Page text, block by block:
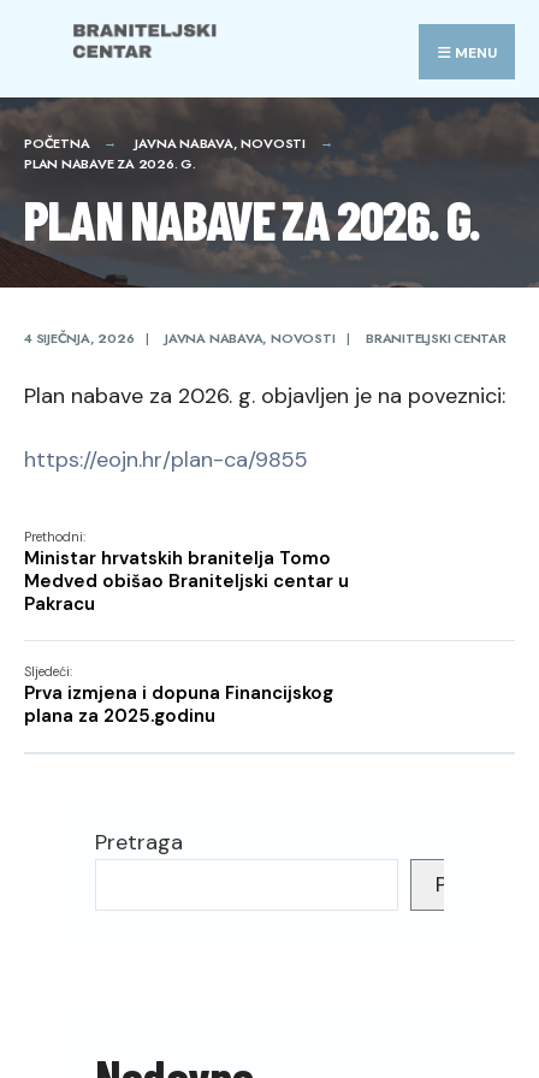
content
MENU
POČETNA JAVNA NABAVA,NOVOSTI
PLAN NABAVE ZA 2026. G.
PLAN NABAVE ZA 2026. G.
4 SIJEČNJA, 2026 | JAVNA NABAVA, NOVOSTI | BRANITELJSKI CENTAR
Plan nabave za 2026. g. objavljen je na poveznici:
https://eojn.hr/plan-ca/9855
Prethodni:
Ministar hrvatskih branitelja Tomo
Medved obišao Braniteljski centar u
Pakracu
Sljedeći:
Prva izmjena i dopuna Financijskog
plana za 2025.godinu
Pretraga
Pretraga
for: